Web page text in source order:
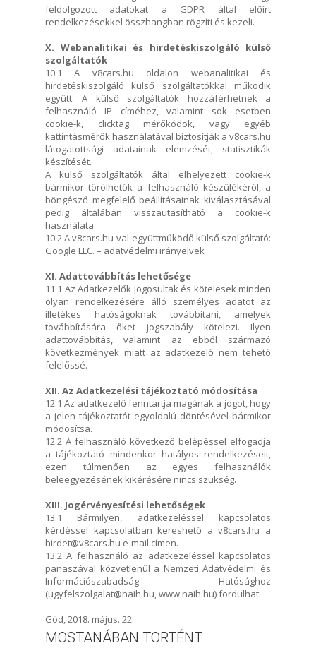
feldolgozott adatokat a GDPR által előírt
rendelkezésekkel összhangban rögzíti és kezeli.
X. Webanalitikai és hirdetéskiszolgáló külső
szolgáltatók
10.1 A v8cars.hu oldalon webanalitikai és
hirdetéskiszolgáló külső szolgáltatókkal működik
együtt. A külső szolgáltatók hozzáférhetnek a
felhasználó IP címéhez, valamint sok esetben
cookie-k, clicktag mérőkódok, vagy egyéb
kattintásmérők használatával biztosítják a v8cars.hu
látogatottsági adatainak elemzését, statisztikák
készítését.
A külső szolgáltatók által elhelyezett cookie-k
bármikor törölhetők a felhasználó készülékéről, a
böngésző megfelelő beállításainak kiválasztásával
pedig általában visszautasítható a cookie-k
használata.
10.2 A v8cars.hu-val együttműködő külső szolgáltató:
Google LLC. – adatvédelmi irányelvek
XI. Adattovábbítás lehetősége
11.1 Az Adatkezelők jogosultak és kötelesek minden
olyan rendelkezésére álló személyes adatot az
illetékes hatóságoknak továbbítani, amelyek
továbbítására őket jogszabály kötelezi. Ilyen
adattovábbítás, valamint az ebből származó
következmények miatt az adatkezelő nem tehető
felelőssé.
XII. Az Adatkezelési tájékoztató módosítása
12.1 Az adatkezelő fenntartja magának a jogot, hogy
a jelen tájékoztatót egyoldalú döntésével bármikor
módosítsa.
12.2 A felhasználó következő belépéssel elfogadja
a tájékoztató mindenkor hatályos rendelkezéseit,
ezen túlmenően az egyes felhasználók
beleegyezésének kikérésére nincs szükség.
XIII. Jogérvényesítési lehetőségek
13.1 Bármilyen, adatkezeléssel kapcsolatos
kérdéssel kapcsolatban kereshető a v8cars.hu a
hirdet@v8cars.hu e-mail címen.
13.2 A felhasználó az adatkezeléssel kapcsolatos
panaszával közvetlenül a Nemzeti Adatvédelmi és
Információszabadság Hatósághoz
(ugyfelszolgalat@naih.hu, www.naih.hu) fordulhat.
Göd, 2018. május. 22.
MOSTANÁBAN TÖRTÉNT